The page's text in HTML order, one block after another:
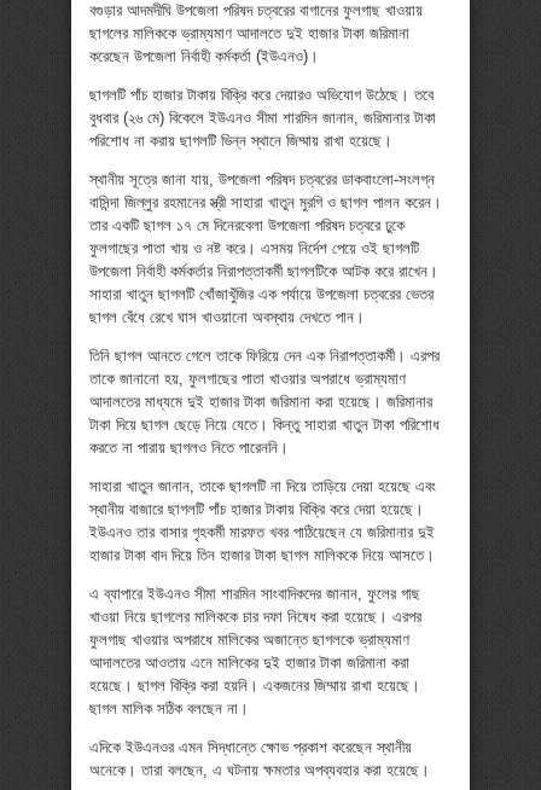
বগুড়ার আদমদীঘি উপজেলা পরিষদ চত্বরের বাগানের ফুলগাছ খাওয়ায়
ছাগলের মালিককে ভ্রাম্যমাণ আদালতে দুই হাজার টাকা জরিমানা
করেছেন উপজেলা নির্বাহী কর্মকর্তা (ইউএনও)।
ছাগলটি পাঁচ হাজার টাকায় বিক্রি করে দেয়ারও অভিযোগ উঠেছে। তবে
বুধবার (২৬ মে) বিকেলে ইউএনও সীমা শারমিন জানান, জরিমানার টাকা
পরিশোধ না করায় ছাগলটি ভিন্ন স্থানে জিম্মায় রাখা হয়েছে।
স্থানীয় সূত্রে জানা যায়, উপজেলা পরিষদ চত্বরের ডাকবাংলো-সংলগ্ন
বাসিন্দা জিল্লুর রহমানের স্ত্রী সাহারা খাতুন মুরগি ও ছাগল পালন করেন।
তার একটি ছাগল ১৭ মে দিনেরবেলা উপজেলা পরিষদ চত্বরে ঢুকে
ফুলগাছের পাতা খায় ও নষ্ট করে। এসময় নির্দেশ পেয়ে ওই ছাগলটি
উপজেলা নির্বাহী কর্মকর্তার নিরাপত্তাকর্মী ছাগলটিকে আটক করে রাখেন।
সাহারা খাতুন ছাগলটি খোঁজাখুঁজির এক পর্যায়ে উপজেলা চত্বরের ভেতর
ছাগল বেঁধে রেখে ঘাস খাওয়ানো অবস্থায় দেখতে পান।
তিনি ছাগল আনতে গেলে তাকে ফিরিয়ে দেন এক নিরাপত্তাকর্মী। এরপর
তাকে জানানো হয়, ফুলগাছের পাতা খাওয়ার অপরাধে ভ্রাম্যমাণ
আদালতের মাধ্যমে দুই হাজার টাকা জরিমানা করা হয়েছে। জরিমানার
টাকা দিয়ে ছাগল ছেড়ে নিয়ে যেতে। কিন্তু সাহারা খাতুন টাকা পরিশোধ
করতে না পারায় ছাগলও নিতে পারেননি।
সাহারা খাতুন জানান, তাকে ছাগলটি না দিয়ে তাড়িয়ে দেয়া হয়েছে এবং
স্থানীয় বাজারে ছাগলটি পাঁচ হাজার টাকায় বিক্রি করে দেয়া হয়েছে।
ইউএনও তার বাসার গৃহকর্মী মারফত খবর পাঠিয়েছেন যে জরিমানার দুই
হাজার টাকা বাদ দিয়ে তিন হাজার টাকা ছাগল মালিককে নিয়ে আসতে।
এ ব্যাপারে ইউএনও সীমা শারমিন সাংবাদিকদের জানান, ফুলের গাছ
খাওয়া নিয়ে ছাগলের মালিককে চার দফা নিষেধ করা হয়েছে। এরপর
ফুলগাছ খাওয়ার অপরাধে মালিকের অজান্তে ছাগলকে ভ্রাম্যমাণ
আদালতের আওতায় এনে মালিকের দুই হাজার টাকা জরিমানা করা
হয়েছে। ছাগল বিক্রি করা হয়নি। একজনের জিম্মায় রাখা হয়েছে।
ছাগল মালিক সঠিক বলছেন না।
এদিকে ইউএনওর এমন সিদ্ধান্তে ক্ষোভ প্রকাশ করেছেন স্থানীয়
অনেকে। তারা বলছেন, এ ঘটনায় ক্ষমতার অপব্যবহার করা হয়েছে।